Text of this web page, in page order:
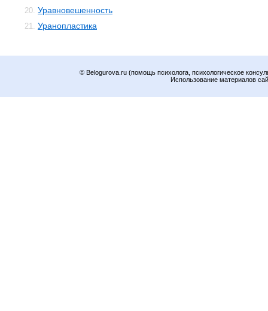
20. Уравновешенность
21. Уранопластика
© Belogurova.ru (помощь психолога, психологическое
Использование материалов